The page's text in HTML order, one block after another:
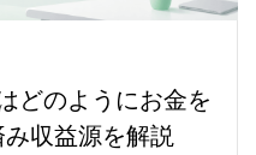
どのようにお金を
収益源を解説